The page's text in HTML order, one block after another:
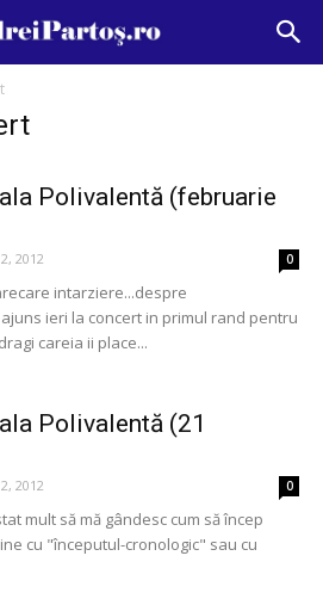
Polivalentă (februarie
2012 0
intarziere...despre
ajuns ieri la concert in primul rand pentru
careia ii place...
Polivalentă (21
2012 0
mult să mă gândesc cum să încep
cu "începutul-cronologic" sau cu